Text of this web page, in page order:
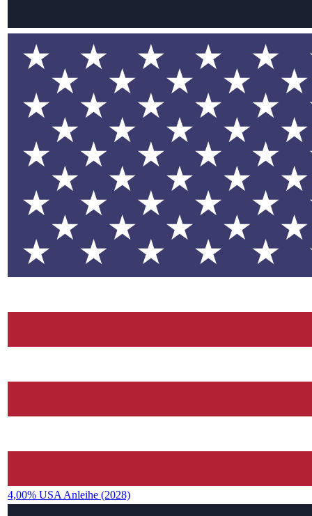
4,00% USA Anleihe (2028)